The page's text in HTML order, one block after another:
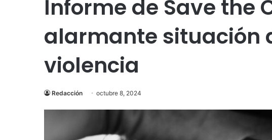
Informe de Save the
alarmante situación
violencia
Redacción octubre 8, 2024